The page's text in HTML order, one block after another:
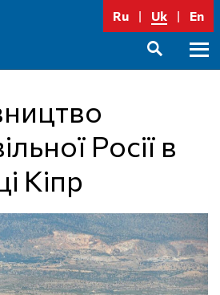
Ru Uk En
Росії в
Кіпр